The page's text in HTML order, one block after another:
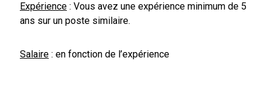
Expérience: Vous avez une expérience minimum de 5
ans sur un poste similaire.
Salaire: en fonction de l’expérience